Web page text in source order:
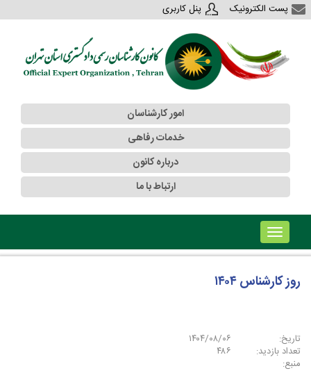
پست الکترونیک پنل کاربری
امور کارشناسان
خدمات رفاهی
درباره کانون
ارتباط با ما
!!!b۱!!!
روز کارشناس ۱۴۰۴
تاریخ:
۱۴۰۴/۰۸/۰۶
تعداد بازدید:
۴۸۶
منبع: